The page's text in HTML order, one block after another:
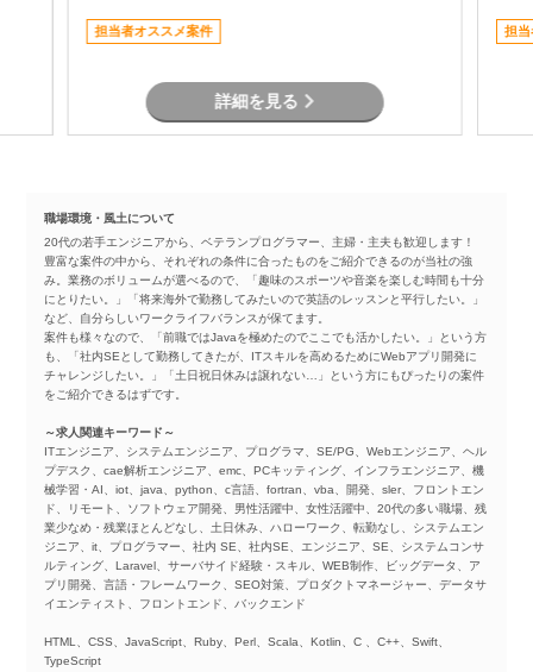
す。 物流システムの経験がなくても、Java
による業務系開発経験を活かして参画可能で
担当者オススメ案件
詳細を見る
担当
職場環境・風土について
20代の若手エンジニアから、ベテランプログラマー、主婦・主夫も歓迎します！
豊富な案件の中から、それぞれの条件に合ったものをご紹介できるのが当社の強
み。業務のボリュームが選べるので、「趣味のスポーツや音楽を楽しむ時間も十分
にとりたい。」「将来海外で勤務してみたいので英語のレッスンと平行したい。」
など、自分らしいワークライフバランスが保てます。
案件も様々なので、「前職ではJavaを極めたのでここでも活かしたい。」という方
も、「社内SEとして勤務してきたが、ITスキルを高めるためにWebアプリ開発に
チャレンジしたい。」「土日祝日休みは譲れない…」という方にもぴったりの案件
をご紹介できるはずです。
～求人関連キーワード～
ITエンジニア、システムエンジニア、プログラマ、SE/PG、Webエンジニア、ヘル
プデスク、cae解析エンジニア、emc、PCキッティング、インフラエンジニア、機
械学習・AI、iot、java、python、c言語、fortran、vba、開発、sler、フロントエン
ド、リモート、ソフトウェア開発、男性活躍中、女性活躍中、20代の多い職場、残
業少なめ・残業ほとんどなし、土日休み、ハローワーク、転勤なし、システムエン
ジニア、it、プログラマー、社内 SE、社内SE、エンジニア、SE、システムコンサ
ルティング、Laravel、サーバサイド経験・スキル、WEB制作、ビッグデータ、ア
プリ開発、言語・フレームワーク、SEO対策、プロダクトマネージャー、データサ
イエンティスト、フロントエンド、バックエンド
HTML、CSS、JavaScript、Ruby、Perl、Scala、Kotlin、C 、C++、Swift、
TypeScript